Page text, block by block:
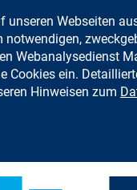
Zum Inhalt
unseren Webseiten
notwendigen,
Webanalysedienst
Cookies ein.
Hinweisen zum